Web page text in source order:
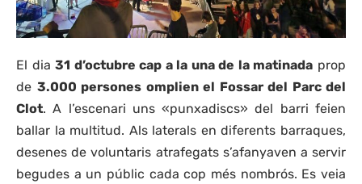
El dia31 d’octubre cap a la una de la matinada prop
de 3.000 persones omplien el Fossar del Parc del
Clot. A l’escenari uns «punxadiscs» del barri feien
ballar la multitud. Als laterals en diferents barraques,
desenes de voluntaris atrafegats s’afanyaven a servir
begudes a un públic cada cop més nombrós. Es veia